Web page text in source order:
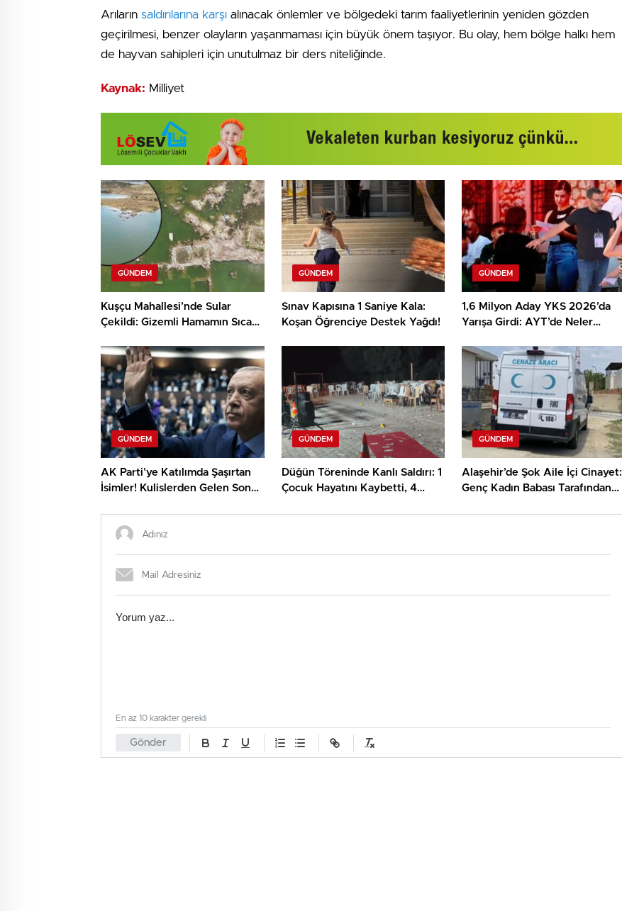
Arıların saldırılarına karşı alınacak önlemler ve bölgedeki tarım faaliyetlerinin yeniden gözden
geçirilmesi, benzer olayların yaşanmaması için büyük önem taşıyor. Bu olay, hem bölge halkı hem
de hayvan sahipleri için unutulmaz bir ders niteliğinde.
Kaynak: Milliyet
GÜNDEM
Kuşçu Mahallesi’nde Sular
Çekildi: Gizemli Hamamın Sıcak
GÜNDEM
Sınav Kapısına 1 Saniye Kala:
Koşan Öğrenciye Destek Yağdı!
GÜNDEM
1,6 Milyon Aday YKS 2026’da
Yarışa Girdi: AYT’de Neler
GÜNDEM
AK Parti’ye Katılımda Şaşırtan
İsimler! Kulislerden Gelen Son
GÜNDEM
Düğün Töreninde Kanlı Saldırı: 1
Çocuk Hayatını Kaybetti, 4
GÜNDEM
Alaşehir’de Şok Aile İçi Cinayet:
Genç Kadın Babası Tarafından
Gönder
En az 10 karakter gerekli